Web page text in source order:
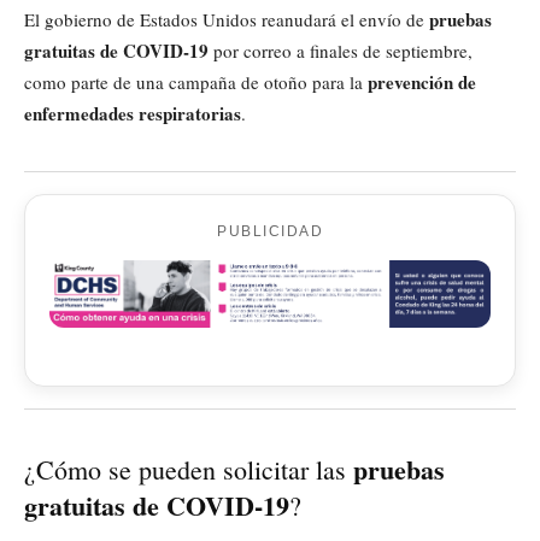
El gobierno de Estados Unidos reanudará el envío de pruebas
gratuitas de COVID-19 por correo a finales de septiembre,
como parte de una campaña de otoño para la prevención de
enfermedades respiratorias.
PUBLICIDAD
¿Cómo se pueden solicitar las pruebas
gratuitas de COVID-19?